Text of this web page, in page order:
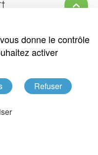
Nous contacter
donne le contrôle
activer
Refuser